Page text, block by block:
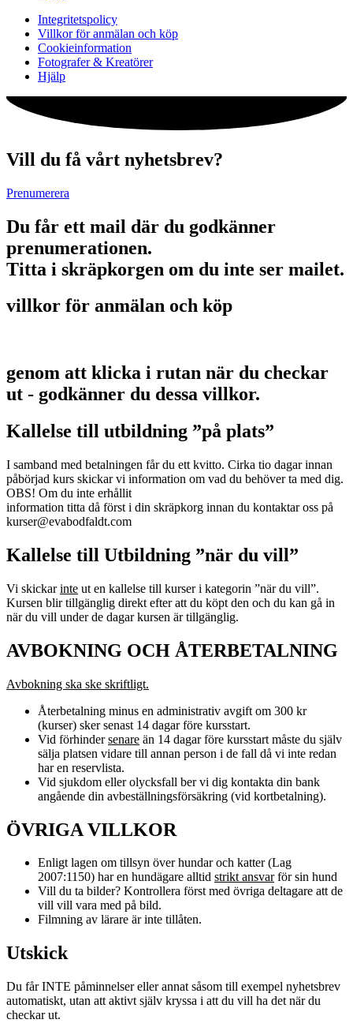
Integritetspolicy
Villkor för anmälan och köp
Cookieinformation
Fotografer & Kreatörer
Hjälp
Vill du få vårt nyhetsbrev?
Prenumerera
Du får ett mail där du godkänner
prenumerationen.
Titta i skräpkorgen om du inte ser mailet.
villkor för anmälan och köp
genom att klicka i rutan när du checkar
ut - godkänner du dessa villkor.
Kallelse till utbildning ”på plats”
I samband med betalningen får du ett kvitto. Cirka tio dagar innan
påbörjad kurs skickar vi information om vad du behöver ta med dig.
OBS! Om du inte erhållit
information titta då först i din skräpkorg innan du kontaktar oss på
kurser@evabodfaldt.com
Kallelse till Utbildning ”när du vill”
Vi skickarinte ut en kallelse till kurser i kategorin ”när du vill”.
Kursen blir tillgänglig direkt efter att du köpt den och du kan gå in
när du vill under de dagar kursen är tillgänglig.
AVBOKNING OCH ÅTERBETALNING
Avbokning ska ske skriftligt.
Återbetalning minus en administrativ avgift om 300 kr
(kurser) sker senast 14 dagar före kursstart.
Vid förhindersenare än 14 dagar före kursstart måste du själv
sälja platsen vidare till annan person i de fall då vi inte redan
har en reservlista.
Vid sjukdom eller olycksfall ber vi dig kontakta din bank
angående din avbeställningsförsäkring (vid kortbetalning).
ÖVRIGA VILLKOR
Enligt lagen om tillsyn över hundar och katter (Lag
2007:1150) har en hundägare alltid strikt ansvarför sin hund
Vill du ta bilder? Kontrollera först med övriga deltagare att de
vill vill vara med på bild.
Filmning av lärare är inte tillåten.
Utskick
Du får INTE påminnelser eller annat såsom till exempel nyhetsbrev
automatiskt, utan att aktivt själv kryssa i att du vill ha det när du
checkar ut.